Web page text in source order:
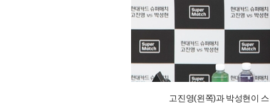
고진영(왼쪽)과 박성현이